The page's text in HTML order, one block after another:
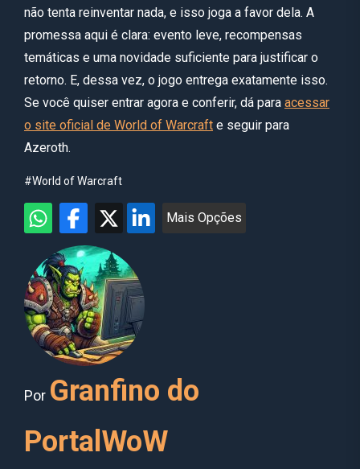
não tenta reinventar nada, e isso joga a favor dela. A
promessa aqui é clara: evento leve, recompensas
temáticas e uma novidade suficiente para justificar o
retorno. E, dessa vez, o jogo entrega exatamente isso.
Se você quiser entrar agora e conferir, dá para acessar
o site oficial de World of Warcraft e seguir para
Azeroth.
#World of Warcraft
Mais Opções
Por Granfino do
PortalWoW